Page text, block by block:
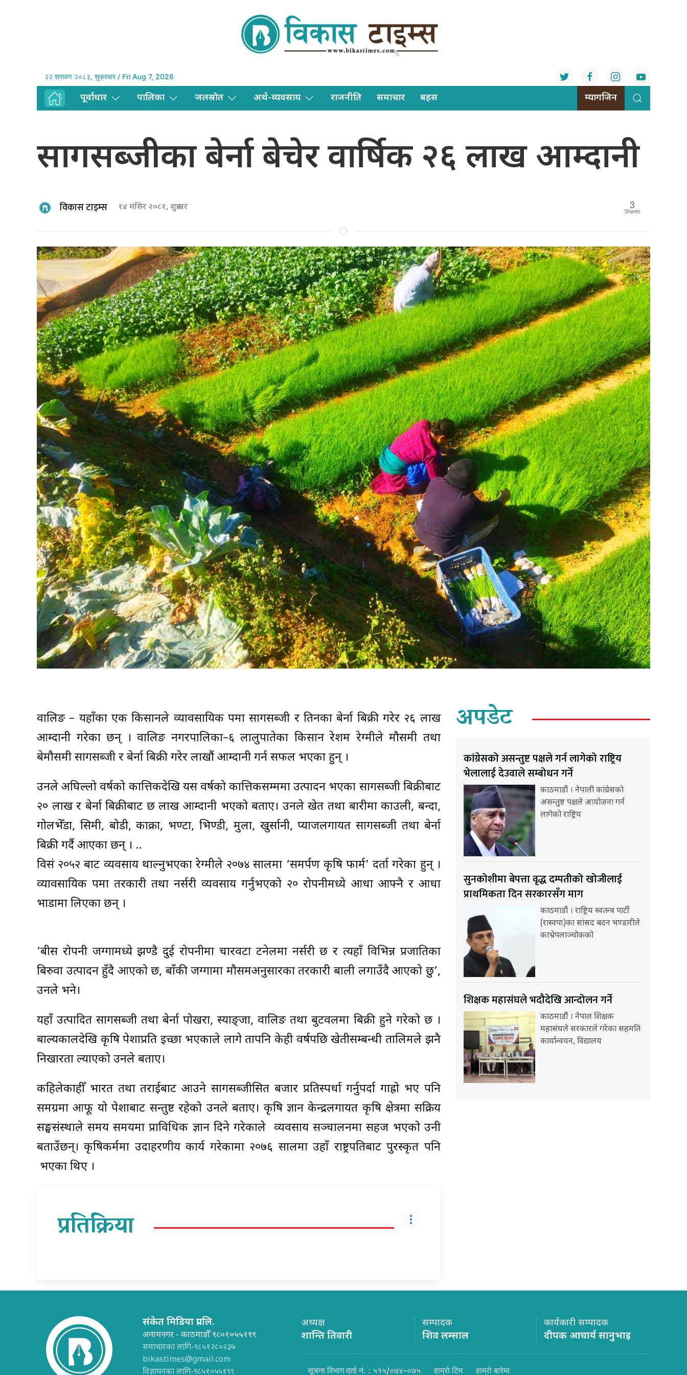
२२ श्रावण २०८३, शुक्रबार / Fri Aug 7, 2026
पूर्वाधार पालिका जलस्राेत अर्थ-व्यवसाय राजनीति समाचार बहस म्यागजिन
सागसब्जीका बेर्ना बेचेर वार्षिक २६ लाख आम्दानी
विकास टाइम्स १४ मंसिर २०८१, शुक्रबार 3
Shares
वालिङ – यहाँका एक किसानले व्यावसायिक रूपमा सागसब्जी र तिनका बेर्ना बिक्री गरेर २६ लाख
आम्दानी गरेका छन् । वालिङ नगरपालिका–६ लालुपातेका किसान रेशम रेग्मीले मौसमी तथा
बेमौसमी सागसब्जी र बेर्ना बिक्री गरेर लाखौं आम्दानी गर्न सफल भएका हुन् ।
उनले अघिल्लो वर्षको कात्तिकदेखि यस वर्षको कात्तिकसम्ममा उत्पादन भएका सागसब्जी बिक्रीबाट
२० लाख र बेर्ना बिक्रीबाट छ लाख आम्दानी भएको बताए। उनले खेत तथा बारीमा काउली, बन्दा,
गोलभेँडा, सिमी, बोडी, काक्रा, भण्टा, भिण्डी, मुला, खुर्सानी, प्याजलगायत सागसब्जी तथा बेर्ना
बिक्री गर्दै आएका छन् । ..
विसं २०५२ बाट व्यवसाय थाल्नुभएका रेग्मीले २०७४ सालमा ‘समर्पण कृषि फार्म’ दर्ता गरेका हुन् ।
व्यावसायिक रूपमा तरकारी तथा नर्सरी व्यवसाय गर्नुभएको २० रोपनीमध्ये आधा आफ्नै र आधा
भाडामा लिएका छन् ।
‘बीस रोपनी जग्गामध्ये झण्डै दुई रोपनीमा चारवटा टनेलमा नर्सरी छ र त्यहाँ विभिन्न प्रजातिका
बिरुवा उत्पादन हुँदै आएको छ, बाँकी जग्गामा मौसमअनुसारका तरकारी बाली लगाउँदै आएको छु’,
उनले भने।
यहाँ उत्पादित सागसब्जी तथा बेर्ना पोखरा, स्याङ्जा, वालिङ तथा बुटवलमा बिक्री हुने गरेको छ ।
बाल्यकालदेखि कृषि पेशाप्रति इच्छा भएकाले लागे तापनि केही वर्षपछि खेतीसम्बन्धी तालिमले झनै
निखारता ल्याएको उनले बताए।
कहिलेकाहीँ भारत तथा तराईबाट आउने सागसब्जीसित बजार प्रतिस्पर्धा गर्नुपर्दा गाह्रो भए पनि
समग्रमा आफू यो पेशाबाट सन्तुष्ट रहेको उनले बताए। कृषि ज्ञान केन्द्रलगायत कृषि क्षेत्रमा सक्रिय
सङ्घसंस्थाले समय समयमा प्राविधिक ज्ञान दिने गरेकाले व्यवसाय सञ्चालनमा सहज भएको उनी
बताउँछन्। कृषिकर्ममा उदाहरणीय कार्य गरेकामा २०७६ सालमा उहाँ राष्ट्रपतिबाट पुरस्कृत पनि
भएका थिए ।
प्रतिक्रिया
अपडेट
कांग्रेसको असन्तुष्ट पक्षले गर्न लागेको राष्ट्रिय
भेलालाई देउवाले सम्बोधन गर्ने
काठमाडौं । नेपाली कांग्रेसको
असन्तुष्ट पक्षले आयोजना गर्न
लागेको राष्ट्रिय
सुनकोशीमा बेपत्ता वृद्ध दम्पतीको खोजीलाई
प्राथमिकता दिन सरकारसँग माग
काठमाडौं । राष्ट्रिय स्वतन्त्र पार्टी
(रास्वपा)का सांसद बदन भण्डारीले
काभ्रेपलाञ्चोकको
शिक्षक महासंघले भदौदेखि आन्दोलन गर्ने
काठमाडौं । नेपाल शिक्षक
महासंघले सरकारले गरेका सहमति
कार्यान्वयन, विद्यालय
संकेत मिडिया प्रा.लि.
अनामनगर - काठमाडौँ ९८०१०५५१९९
समाचारका लागि-९८५१२८०२३७
bikastimes@gmail.com
विज्ञापनका लागि-९८५१०५५१९९
अध्यक्ष
शान्ति तिवारी
सम्पादक
शिव लम्साल
कार्यकारी सम्पादक
दीपक आचार्य सानुभाइ
सूचना विभाग दर्ता नं. : ५१५/०७४-०७५ हाम्रो टिम हाम्रो बारेमा